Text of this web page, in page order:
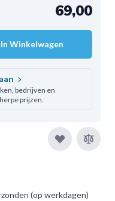
69,00
In Winkelwagen
bedrijven en
prijzen.
(op werkdagen)